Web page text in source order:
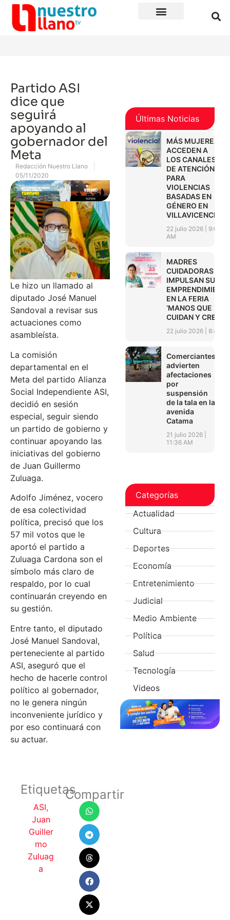
Partido ASI
dice que
seguirá
apoyando al
gobernador del
Meta
Redacción Nuestro Llano
05/11/2020
Le hizo un llamado al
diputado José Manuel
Sandoval a revisar sus
actuaciones como
asambleísta.
La comisión
departamental en el
Meta del partido Alianza
Social Independiente ASI,
decidió en sesión
especial, seguir siendo
un partido de gobierno y
continuar apoyando las
iniciativas del gobierno
de Juan Guillermo
Zuluaga.
Adolfo Jiménez, vocero
de esa colectividad
política, precisó que los
57 mil votos que le
aportó el partido a
Zuluaga Cardona son el
símbolo más claro de
respaldo, por lo cual
continuarán creyendo en
su gestión.
Entre tanto, el diputado
José Manuel Sandoval,
perteneciente al partido
ASI, aseguró que el
hecho de hacerle control
político al gobernador,
no le genera ningún
inconveniente jurídico y
por eso continuará con
su actuar.
Etiquetas
ASI,
Juan
Guiller
mo
Zuluag
a
Compartir
Últimas Noticias
MÁS MUJERES
ACCEDEN A
LOS CANALES
DE ATENCIÓN
PARA
VIOLENCIAS
BASADAS EN
GÉNERO EN
VILLAVICENCIO
22 julio 2026
9:01
AM
MADRES
CUIDADORAS
IMPULSAN SUS
EN LA FERIA
‘MANOS QUE
CUIDAN Y CREAN’
22 julio 2026 8:45
Comerciantes
advierten
afectaciones
por
suspensión
de la tala en la
avenida
Catama
21 julio 2026
11:36 AM
Categorías
Actualidad
Cultura
Deportes
Economía
Entretenimiento
Judicial
Medio Ambiente
Política
Salud
Tecnología
Videos